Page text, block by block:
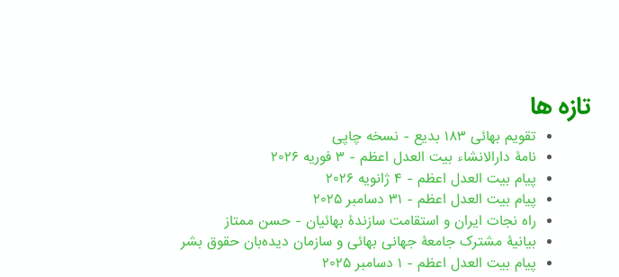
تازه ها
تقویم بهائی ۱۸۳ بدیع - نسخه چاپی
نامۀ دارالانشاء بیت العدل اعظم - ۳ فوریه ۲۰۲۶
پیام بیت العدل اعظم - ۴ ژانویه ۲۰۲۶
پیام بیت العدل اعظم - ۳۱ دسامبر ۲۰۲۵
راه نجات ایران و استقامت سازندۀ بهائیان - حسن ممتاز
بیانیۀ مشترک جامعۀ جهانی بهائی و سازمان دیده‌بان حقوق بشر
پیام بیت العدل اعظم - ۱ دسامبر ۲۰۲۵